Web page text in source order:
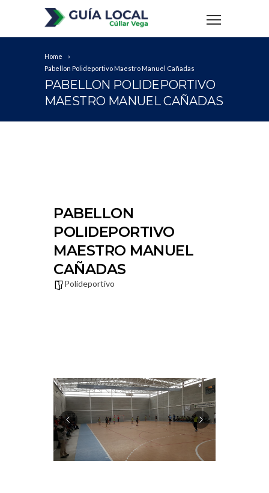
Home
Pabellon Polideportivo Maestro Manuel Cañadas
PABELLON POLIDEPORTIVO
MAESTRO MANUEL CAÑADAS
PABELLON
POLIDEPORTIVO
MAESTRO MANUEL
CAÑADAS
Polideportivo